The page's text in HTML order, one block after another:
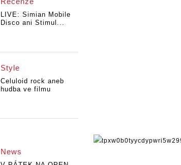
LIVE: Simian Mobile
Disco ani Stimul...
Style
Celuloid rock aneb
hudba ve filmu
News